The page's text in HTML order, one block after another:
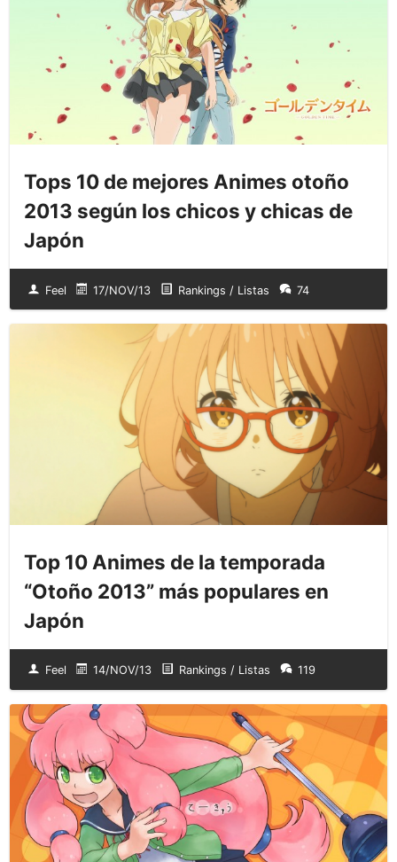
Tops 10 de mejores Animes otoño
2013 según los chicos y chicas de
Japón
Feel 17/NOV/13 Rankings / Listas 74
Top 10 Animes de la temporada
“Otoño 2013” más populares en
Japón
Feel 14/NOV/13 Rankings / Listas 119